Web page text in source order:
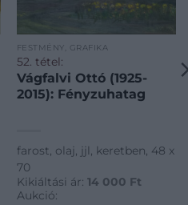
FESTMÉNY, GRAFIKA
52. tétel:
Vágfalvi Ottó (1925-
2015): Fényzuhatag
farost, olaj, jjl, keretben, 48 x
70
Kikiáltási ár: 14 000 Ft
Aukció: